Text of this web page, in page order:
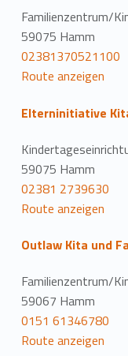
Familienzentrum/
59075 Hamm
02381370521100
Route anzeigen
Elterninitiative
59075 Hamm
02381 2739630
Route anzeigen
Outlaw Kita und
Familienzentrum/
59067 Hamm
0151 61346780
Route anzeigen